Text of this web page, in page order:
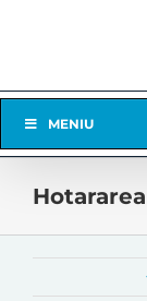
Navigation
MENIU